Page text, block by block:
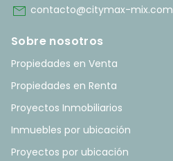
mail contacto@citymax-mix.com
Sobre nosotros
Propiedades en Venta
Propiedades en Renta
Proyectos Inmobiliarios
Inmuebles por ubicación
Proyectos por ubicación